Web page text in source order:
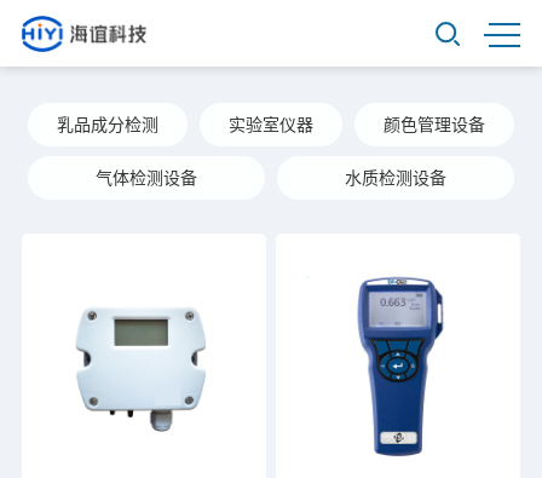
乳品成分检测 实验室仪器 颜色管理设备
气体检测设备 水质检测设备